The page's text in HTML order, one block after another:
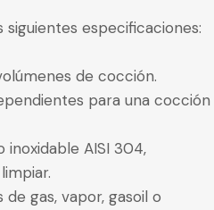
especificaciones:
de cocción.
para una cocción
AISI 304,
de gas, vapor, gasoil o